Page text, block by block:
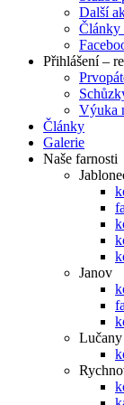
Další
Články
Přihlášení –
Výuka
Články
Galerie
Naše farnosti
Janov
Lučany